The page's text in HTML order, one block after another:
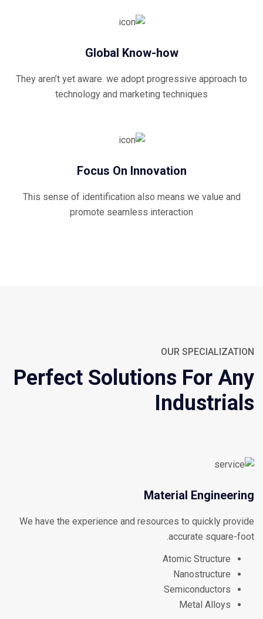
Global Know-how
They aren’t yet aware. we adopt progressive approach to
technology and marketing techniques
Focus On Innovation
This sense of identification also means we value and
promote seamless interaction
OUR SPECIALIZATION
Perfect Solutions For Any
Industrials
Material Engineering
We have the experience and resources to quickly provide
accurate square-foot.
Atomic Structure
Nanostructure
Semiconductors
Metal Alloys